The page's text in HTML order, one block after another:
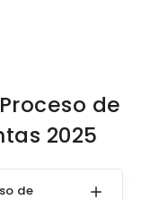
de
2025
de